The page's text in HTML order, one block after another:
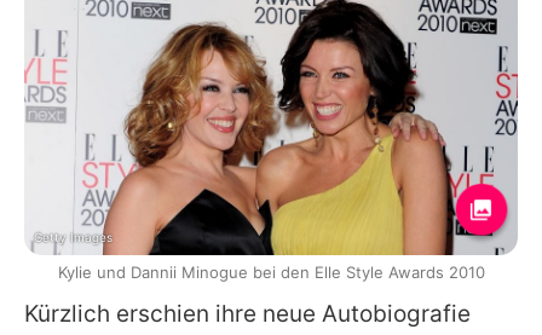
Kürzlich erschien ihre neue Autobiografie
Getty Images
Kylie und Dannii Minogue bei den Elle Style Awards 2010